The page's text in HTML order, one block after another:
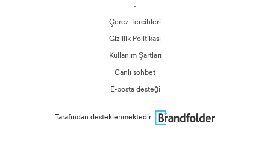
·
Çerez Tercihleri
Gizlilik Politikası
Kullanım Şartları
Canlı sohbet
E-posta desteği
Tarafından desteklenmektedir